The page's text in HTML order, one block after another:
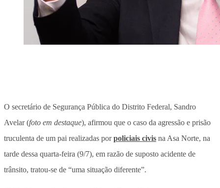
O secretário de Segurança Pública do Distrito Federal, Sandro
Avelar (foto em destaque), afirmou que o caso da agressão e prisão
truculenta de um pai realizadas porpoliciais civis na Asa Norte, na
tarde dessa quarta-feira (9/7), em razão de suposto acidente de
trânsito, tratou-se de “uma situação diferente”.